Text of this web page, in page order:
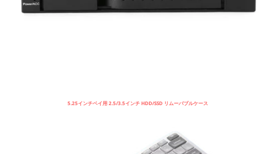
5.25インチベイ用 2.5/3.5インチ HDD/SSD リムーバブルケース